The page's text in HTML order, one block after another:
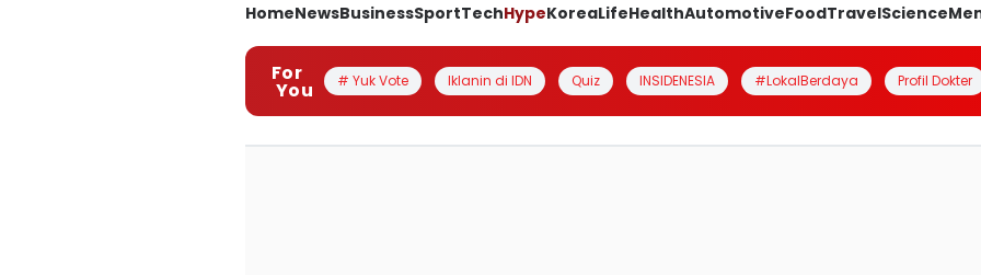
HomeNewsBusinessSportTechHypeKoreaLifeHealthAutomotiveFoodTravelScience
For
You # Yuk Vote Iklanin di IDN Quiz INSIDENESIA #LokalBerdaya Profil Dokter